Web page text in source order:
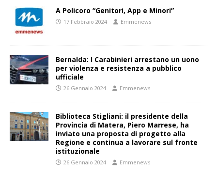
A Policoro “Genitori, App e Minori”
17 Febbraio 2024 Emmenews
Bernalda: I Carabinieri arrestano un uono
per violenza e resistenza a pubblico
ufficiale
26 Gennaio 2024 Emmenews
Biblioteca Stigliani: il presidente della
Provincia di Matera, Piero Marrese, ha
inviato una proposta di progetto alla
Regione e continua a lavorare sul fronte
istituzionale
26 Gennaio 2024 Emmenews